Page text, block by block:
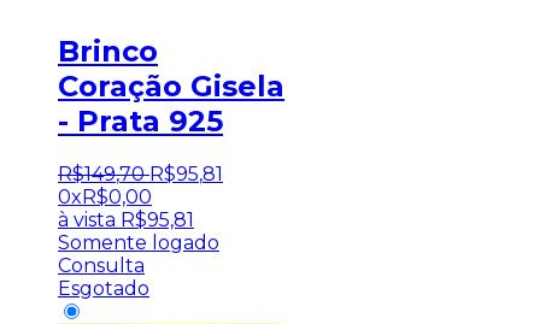
Brinco
Coração Gisela
- Prata 925
R$149,70 R$95,81
0xR$0,00
à vista R$95,81
Somente logado
Consulta
Esgotado